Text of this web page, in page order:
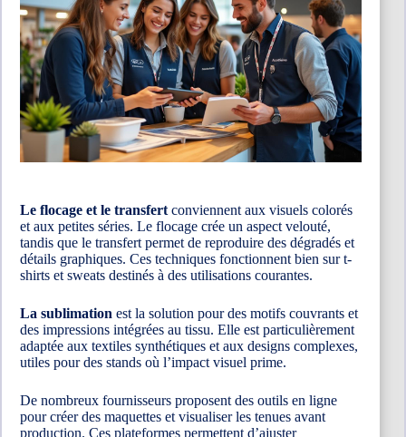
Le flocage et le transfert conviennent aux visuels colorés
et aux petites séries. Le flocage crée un aspect velouté,
tandis que le transfert permet de reproduire des dégradés et
détails graphiques. Ces techniques fonctionnent bien sur t-
shirts et sweats destinés à des utilisations courantes.
La sublimation est la solution pour des motifs couvrants et
des impressions intégrées au tissu. Elle est particulièrement
adaptée aux textiles synthétiques et aux designs complexes,
utiles pour des stands où l’impact visuel prime.
De nombreux fournisseurs proposent des outils en ligne
pour créer des maquettes et visualiser les tenues avant
production. Ces plateformes permettent d’ajuster